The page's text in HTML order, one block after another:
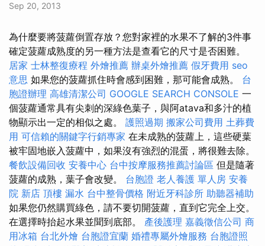
Sep 20, 2013
為什麼要將菠蘿倒置存放？您對家裡的水果不了解的3件事
確定菠蘿成熟度的另一種方法是查看它的尺寸是否困難。
居家 士林整復療程 外燴推薦 辦桌外燴推薦 假牙費用 seo
意思 如果您的菠蘿抓住時會感到困難，那可能會成熟。 台
胞證辦理 高雄清潔公司 GOOGLE SEARCH CONSOLE 一
個菠蘿通常具有尖刺的深綠色葉子，與阿atava和多汁的植
物顯示出一定的相似之處。 護照過期 搬家公司費用 土葬費
用 可信賴的關鍵字行銷專家 在未成熟的菠蘿上，這些硬葉
被牢固地嵌入菠蘿中，如果沒有強烈的混蛋，將很難去除。
餐飲設備回收 安養中心 台中按摩服務推薦討論區 但是隨著
菠蘿的成熟，葉子會改變。 台胞證 老人養護 單人房 安養
院 新店 頂樓 漏水 台中整骨價格 附近牙科診所 助聽器補助
如果您仍然購買綠色，請不要切開菠蘿，直到它完全上交。
在選擇時抬起水果並聞到底部。 產後護理 嘉義徵信公司 商
用冰箱 台北外燴 台胞證宜蘭 婚禮專屬外燴服務 台胞證照